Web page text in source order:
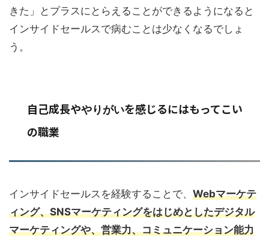
きた」とプラスにとらえることができるようになると
インサイドセールスで病むことは少なくなるでしょ
う。
自己成長ややりがいを感じるにはもってこい
の職業
インサイドセールスを経験することで、 Webマーケテ
ィング、SNSマーケティングをはじめとしたデジタル
マーケティングや、営業力、コミュニケーション能力